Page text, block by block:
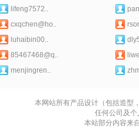
lifeng7572..
cxqchen@ho..
luhaibin00..
85467468@q..
menjingren..
本网站所有产品设计（包括造型
任何公司及
本站部分内容来